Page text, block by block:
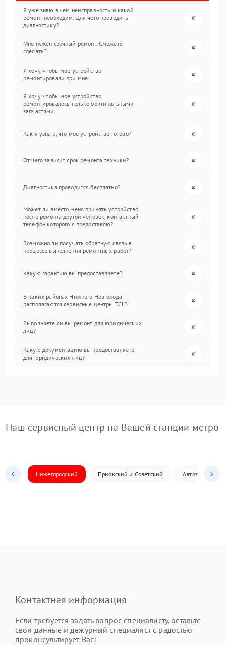
Я уже знаю в чем неисправность и какой
ремонт необходим. Для чего проводить
диагностику?
Мне нужен срочный ремонт. Сможете
сделать?
Я хочу, чтобы мое устройство
ремонтировали при мне.
Я хочу, чтобы мое устройство
ремонтировалось только оригинальными
запчастями.
Как я узнаю, что мое устройство готово?
От чего зависит срок ремонта техники?
Диагностика проводится бесплатно?
Может ли вместо меня принять устройство
после ремонта другой человек, контактный
телефон которого я предоставлю?
Возможно ли получать обратную связь в
процессе выполнения ремонтных работ?
Какую гарантию вы предоставляете?
В каких районах Нижнего Новгорода
располагаются сервисные центры TCL?
Выполняете ли вы ремонт для юридических
лиц?
Какую документацию вы предоставляете
для юридических лиц?
Наш сервисный центр на Вашей станции метро
Нижегородский Приокский и Советский Автозаводский
Контактная информация
Если требуется задать вопрос специалисту, оставьте
свои данные и дежурный специалист с радостью
проконсультирует Вас!